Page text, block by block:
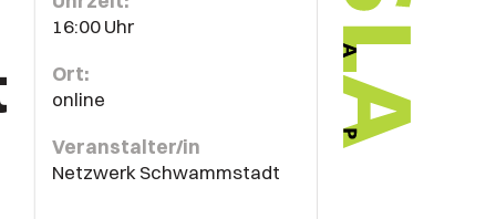
16:00 Uhr
Ort:
online
Veranstalter/in
Netzwerk Schwammstadt